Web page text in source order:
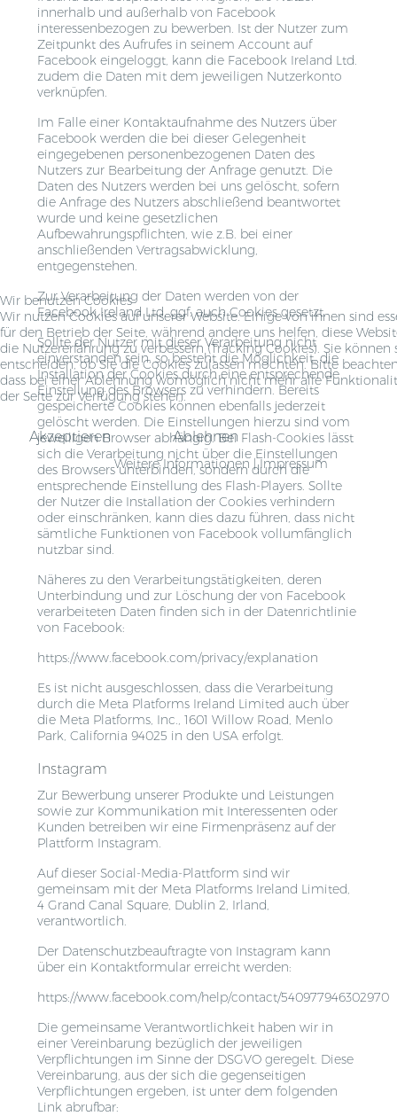
innerhalb und außerhalb von Facebook
interessenbezogen zu bewerben. Ist der Nutzer zum
Zeitpunkt des Aufrufes in seinem Account auf
Facebook eingeloggt, kann die Facebook Ireland Ltd.
zudem die Daten mit dem jeweiligen Nutzerkonto
verknüpfen.
Im Falle einer Kontaktaufnahme des Nutzers über
Facebook werden die bei dieser Gelegenheit
eingegebenen personenbezogenen Daten des
Nutzers zur Bearbeitung der Anfrage genutzt. Die
Daten des Nutzers werden bei uns gelöscht, sofern
die Anfrage des Nutzers abschließend beantwortet
wurde und keine gesetzlichen
Aufbewahrungspflichten, wie z.B. bei einer
anschließenden Vertragsabwicklung,
entgegenstehen.
Zur Verarbeitung der Daten werden von der
Facebook Ireland Ltd. ggf. auch Cookies gesetzt.
Sollte der Nutzer mit dieser Verarbeitung nicht
einverstanden sein, so besteht die Möglichkeit, die
Installation der Cookies durch eine entsprechende
Einstellung des Browsers zu verhindern. Bereits
gespeicherte Cookies können ebenfalls jederzeit
gelöscht werden. Die Einstellungen hierzu sind vom
jeweiligen Browser abhängig. Bei Flash-Cookies lässt
sich die Verarbeitung nicht über die Einstellungen
des Browsers unterbinden, sondern durch die
entsprechende Einstellung des Flash-Players. Sollte
der Nutzer die Installation der Cookies verhindern
oder einschränken, kann dies dazu führen, dass nicht
sämtliche Funktionen von Facebook vollumfänglich
nutzbar sind.
Näheres zu den Verarbeitungstätigkeiten, deren
Unterbindung und zur Löschung der von Facebook
verarbeiteten Daten finden sich in der Datenrichtlinie
von Facebook:
https://www.facebook.com/privacy/explanation
Es ist nicht ausgeschlossen, dass die Verarbeitung
durch die Meta Platforms Ireland Limited auch über
die Meta Platforms, Inc., 1601 Willow Road, Menlo
Park, California 94025 in den USA erfolgt.
Instagram
Zur Bewerbung unserer Produkte und Leistungen
sowie zur Kommunikation mit Interessenten oder
Kunden betreiben wir eine Firmenpräsenz auf der
Plattform Instagram.
Auf dieser Social-Media-Plattform sind wir
gemeinsam mit der Meta Platforms Ireland Limited,
4 Grand Canal Square, Dublin 2, Irland,
verantwortlich.
Der Datenschutzbeauftragte von Instagram kann
über ein Kontaktformular erreicht werden:
https://www.facebook.com/help/contact/540977946302970
Die gemeinsame Verantwortlichkeit haben wir in
einer Vereinbarung bezüglich der jeweiligen
Verpflichtungen im Sinne der DSGVO geregelt. Diese
Vereinbarung, aus der sich die gegenseitigen
Verpflichtungen ergeben, ist unter dem folgenden
Link abrufbar:
Wir benutzen Cookies
Wir nutzen Cookies auf unserer Website. Einige von ihnen sind
für den Betrieb der Seite, während andere uns helfen, diese
die Nutzererfahrung zu verbessern (Tracking Cookies). Sie können
entscheiden, ob Sie die Cookies zulassen möchten. Bitte
dass bei einer Ablehnung womöglich nicht mehr alle
der Seite zur Verfügung stehen.
Akzeptieren Ablehnen
Weitere Informationen|Impressum